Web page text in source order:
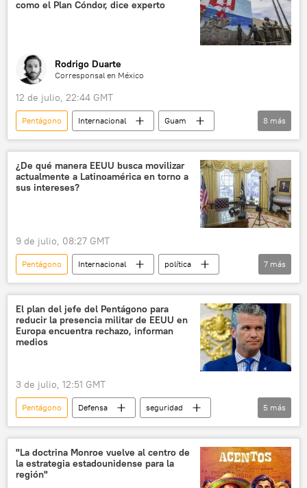
como el Plan Cóndor, dice experto
Rodrigo Duarte
Corresponsal en México
12 de julio, 22:44 GMT
Pentágono Internacional
Guam
Washington
Puerto Rico
Departamento de Estado (EEUU)
Casa Blanca
imperialismo
EEUU
8 más
¿De qué manera EEUU busca movilizar
actualmente a Latinoamérica en torno a
sus intereses?
9 de julio, 08:27 GMT
Pentágono Internacional
política
Donald Trump
Centro de Investigaciones y Desarrollo Nuclear (Bolivia)
Washington
China
Perú
seguridad
7 más
El plan del jefe del Pentágono para
reducir la presencia militar de EEUU en
Europa encuentra rechazo, informan
medios
3 de julio, 12:51 GMT
Pentágono Defensa
seguridad
Pete Hegseth
Donald Trump
EEUU
OTAN
🌎 América
5 más
"La doctrina Monroe vuelve al centro de
la estrategia estadounidense para la
región"